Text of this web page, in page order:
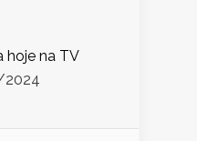
hoje na TV